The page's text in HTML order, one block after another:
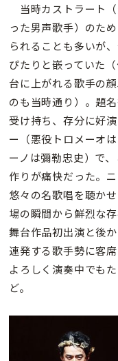
当時カストラート
った男声歌手）のた
られることも多いが
ぴたりと嵌っていた
台に上がれる歌手の
のも当時通り）。題
受け持ち、存分に好
ー（悪役トロメーオ
ーノは彌勒忠史）で
作りが痛快だった。
悠々の名歌唱を聴か
場の瞬間から鮮烈な
舞台作品初出演と後
連発する歌手勢に客
よろしく演奏中でも
ど。